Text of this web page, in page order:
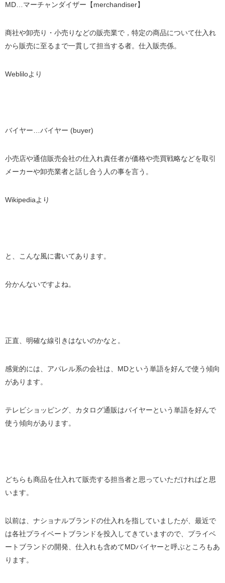
MD…マーチャンダイザー【merchandiser】
商社や卸売り・小売りなどの販売業で，特定の商品について仕入れ
から販売に至るまで一貫して担当する者。仕入販売係。
Webliloより
バイヤー…バイヤー (buyer)
小売店や通信販売会社の仕入れ責任者が価格や売買戦略などを取引
メーカーや卸売業者と話し合う人の事を言う。
Wikipediaより
と、こんな風に書いてあります。
分かんないですよね。
正直、明確な線引きはないのかなと。
感覚的には、アパレル系の会社は、MDという単語を好んで使う傾向
があります。
テレビショッピング、カタログ通販はバイヤーという単語を好んで
使う傾向があります。
どちらも商品を仕入れて販売する担当者と思っていただければと思
います。
以前は、ナショナルブランドの仕入れを指していましたが、最近で
は各社プライベートブランドを投入してきていますので、プライベ
ートブランドの開発、仕入れも含めてMDバイヤーと呼ぶところもあ
ります。